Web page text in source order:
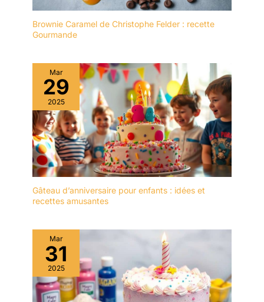
nettoyer APPLICATIONS:
Chaque assiette de
appropriée pour contenir
et afficher du fromage,
des gâteaux, des fruits,
des biscuits, des
collations et des
pâtisseries. Bon pour le
brunch, le dîner, la fête, le
mariage et bien d'autres
occasions DESIGN:
L'ensemble d'assiettes
est d'un blanc éclatant
avec une forme
rebord étroit. Les rebords
empêchent les
déversements, gardent le
comptoir et la table
propres. Cadeau idéal
pour la fête des mères, la
Brownie Caramel de Christophe Felder : recette
Gourmande
Mar
29
2025
Gâteau d’anniversaire pour enfants : idées et
recettes amusantes
Mar
31
2025